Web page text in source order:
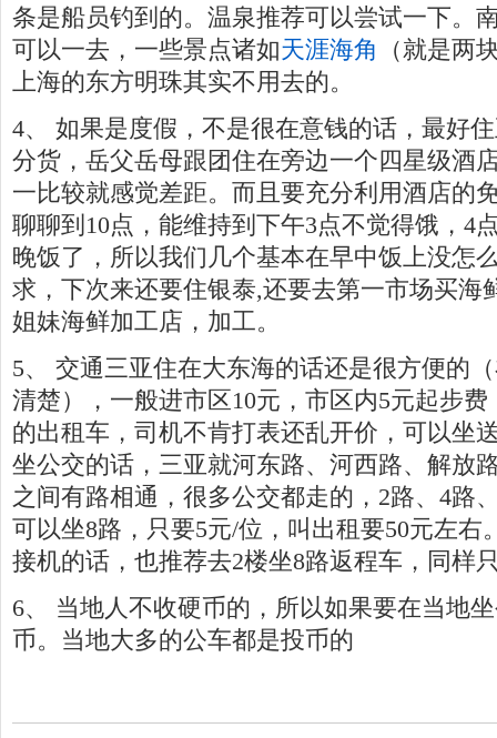
条是船员钓到的。温泉推荐可以尝试一下。
可以一去，一些景点诸如天涯海角
（就是两
上海的东方明珠其实不用去的。
4、 如果是度假，不是很在意钱的话，最好
分货，岳父岳母跟团住在旁边一个四星级酒
一比较就感觉差距。而且要充分利用酒店的
聊聊到10点，能维持到下午3点不觉得饿，4
晚饭了，所以我们几个基本在早中饭上没怎
求，下次来还要住银泰,还要去第一市场买海
姐妹海鲜加工店，加工。
5、 交通三亚住在大东海的话还是很方便的
清楚），一般进市区10元，市区内5元起步
的出租车，司机不肯打表还乱开价，可以坐
坐公交的话，三亚就河东路、河西路、解放
之间有路相通，很多公交都走的，2路、4路
可以坐8路，只要5元/位，叫出租要50元左右
接机的话，也推荐去2楼坐8路返程车，同样
6、 当地人不收硬币的，所以如果要在当地
币。当地大多的公车都是投币的